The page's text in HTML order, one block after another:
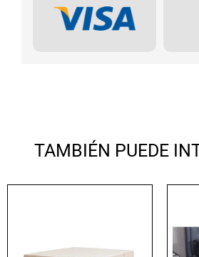
TAMBIÉN PUEDE